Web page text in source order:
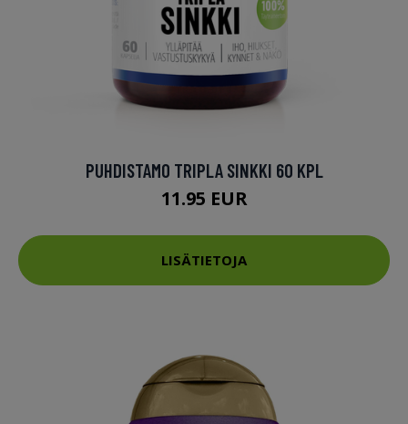
PUHDISTAMO TRIPLA SINKKI 60 KPL
11.95 EUR
LISÄTIETOJA